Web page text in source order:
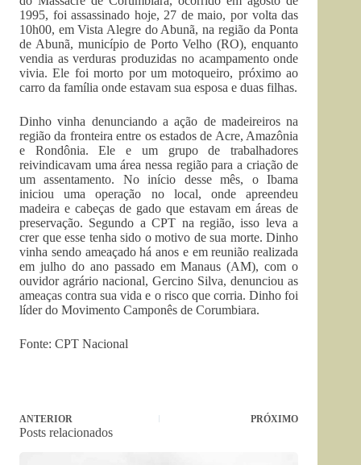
1995, foi assassinado hoje, 27 de maio, por volta das
10h00, em Vista Alegre do Abunã, na região da Ponta
de Abunã, município de Porto Velho (RO), enquanto
vendia as verduras produzidas no acampamento onde
vivia. Ele foi morto por um motoqueiro, próximo ao
carro da família onde estavam sua esposa e duas filhas.
Dinho vinha denunciando a ação de madeireiros na
região da fronteira entre os estados de Acre, Amazônia
e Rondônia. Ele e um grupo de trabalhadores
reivindicavam uma área nessa região para a criação de
um assentamento. No início desse mês, o Ibama
iniciou uma operação no local, onde apreendeu
madeira e cabeças de gado que estavam em áreas de
preservação. Segundo a CPT na região, isso leva a
crer que esse tenha sido o motivo de sua morte. Dinho
vinha sendo ameaçado há anos e em reunião realizada
em julho do ano passado em Manaus (AM), com o
ouvidor agrário nacional, Gercino Silva, denunciou as
ameaças contra sua vida e o risco que corria. Dinho foi
líder do Movimento Camponês de Corumbiara.
Fonte: CPT Nacional
ANTERIOR PRÓXIMO
Posts relacionados